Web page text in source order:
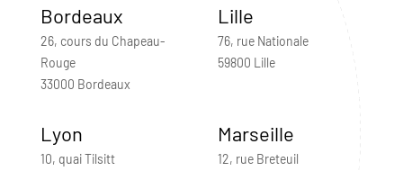
Bordeaux
26, cours du Chapeau-
Rouge
33000 Bordeaux
Lille
76, rue Nationale
59800 Lille
Lyon
10, quai Tilsitt
Marseille
12, rue Breteuil